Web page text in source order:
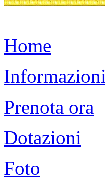
Home
Informazioni
Prenota ora
Dotazioni
Foto